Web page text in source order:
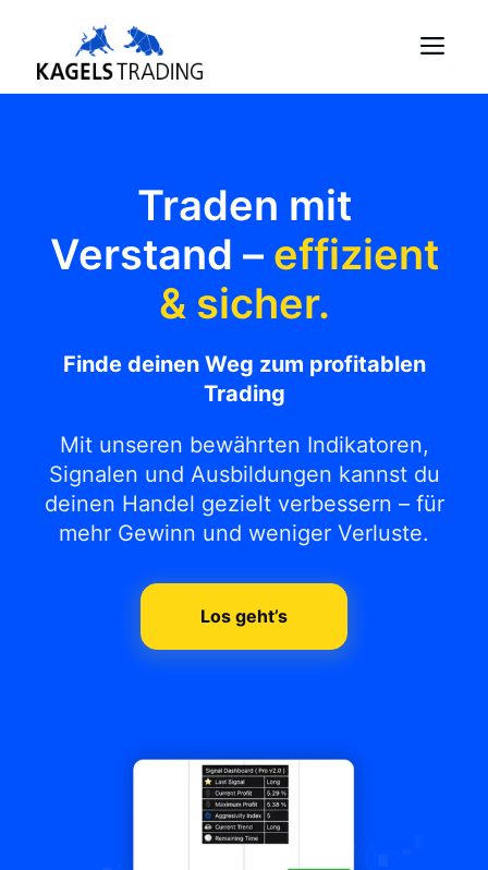
content
Traden mit
Verstand – effizient
& sicher.
Finde deinen Weg zum profitablen
Trading
Mit unseren bewährten Indikatoren,
Signalen und Ausbildungen kannst du
deinen Handel gezielt verbessern – für
mehr Gewinn und weniger Verluste.
Los geht’s